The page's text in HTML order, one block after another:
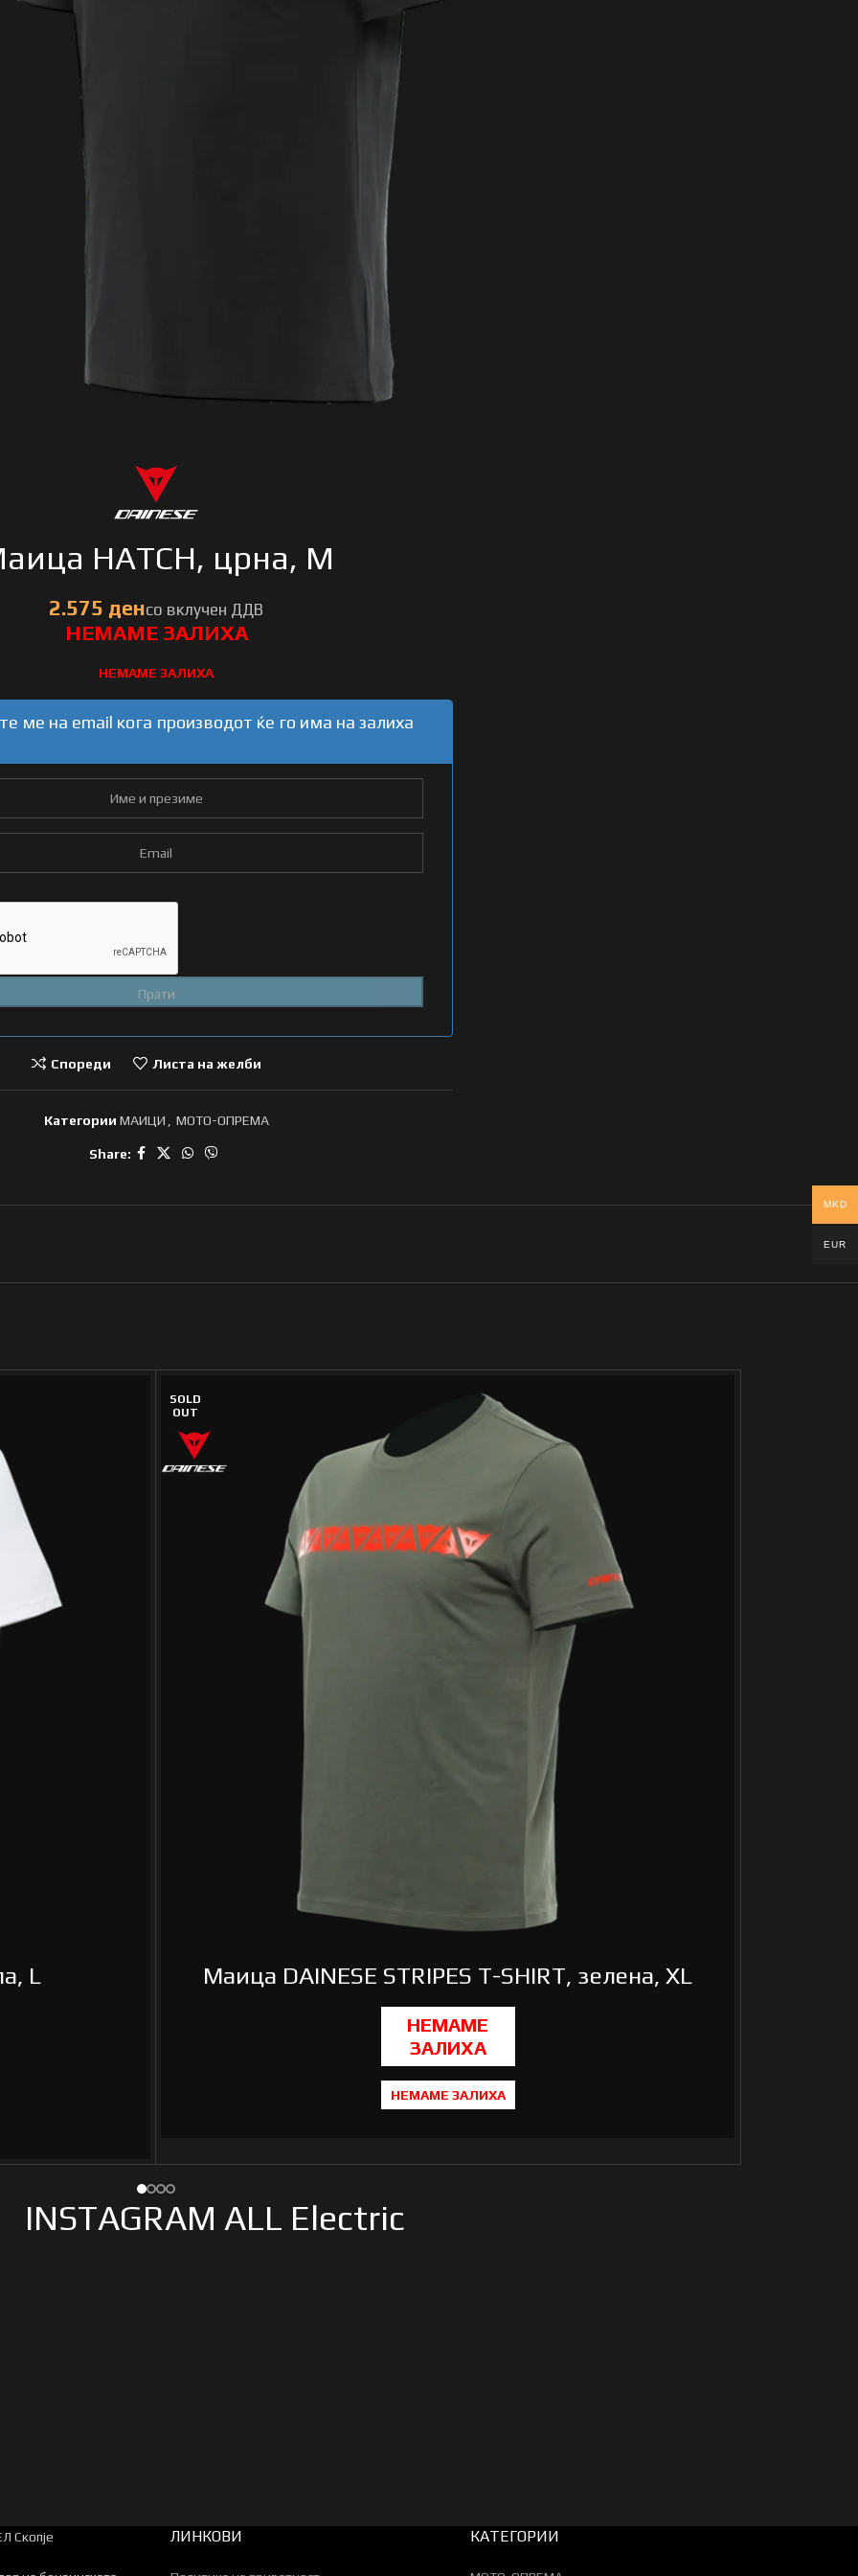
HATCH, црна, M
НЕМАМЕ ЗАЛИХА
ме на email кога производот ќе го има на залиха
Спореди Листа на желби
Категории МАИЦИ , МОТО-ОПРЕМА
Share:
L
SOLD
OUT
Маица DAINESE STRIPES T-SHIRT, зелена, XL
НЕМАМЕ ЗАЛИХА
INSTAGRAM ALL Electric
Скопје ЛИНКОВИ КАТЕГОРИИ
MKD
EUR